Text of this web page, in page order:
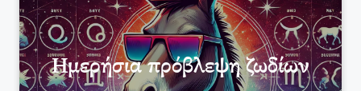
Ημερήσια πρόβλεψη ζωδίων